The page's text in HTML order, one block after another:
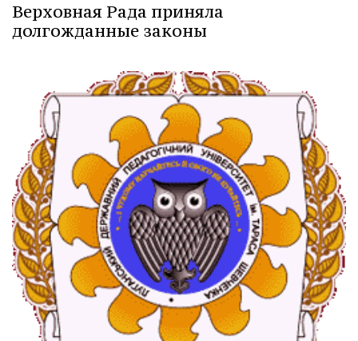
Верховная Рада приняла
долгожданные законы